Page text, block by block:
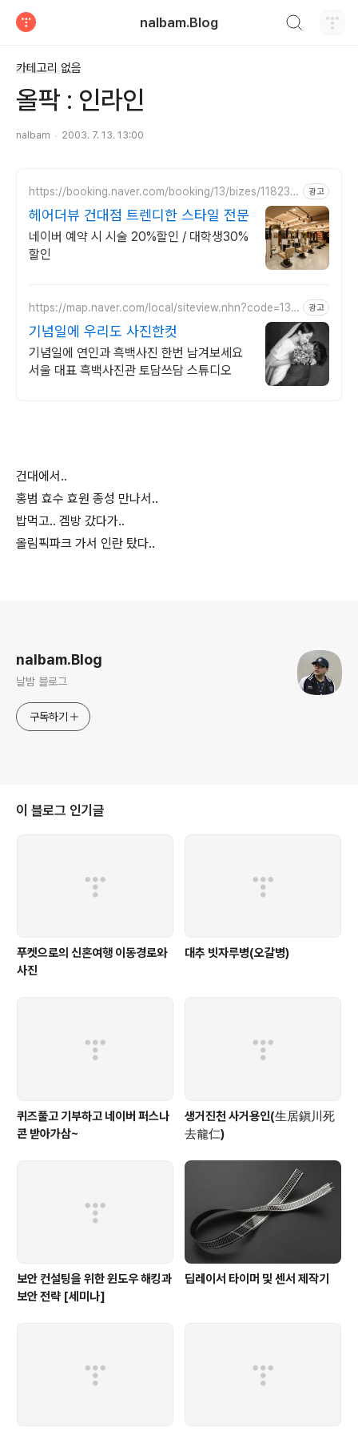
nalbam.Blog
카테고리 없음
올팍 : 인라인
nalbam 2003. 7. 13. 13:00
https://booking.naver.com/booking/13/bizes/118233
광고
헤어더뷰 건대점 트렌디한 스타일 전문
네이버 예약 시 시술 20%할인 / 대학생30%
할인
https://map.naver.com/local/siteview.nhn?code=133
광고
기념일에 우리도 사진한컷
기념일에 연인과 흑백사진 한번 남겨보세요
서울 대표 흑백사진관 토담쓰담 스튜디오
건대에서..
홍범 효수 효원 종성 만나서..
밥먹고.. 겜방 갔다가..
올림픽파크 가서 인란 탔다..
nalbam.Blog
날밤 블로그
구독하기
이 블로그 인기글
푸켓으로의 신혼여행 이동경로와
사진
대추 빗자루병(오갈병)
퀴즈풀고 기부하고 네이버 퍼스나
콘 받아가삼~
생거진천 사거용인(生居鎭川死
去龍仁)
보안 컨설팅을 위한 윈도우 해킹과
보안 전략 [세미나]
딥레이서 타이머 및 센서 제작기